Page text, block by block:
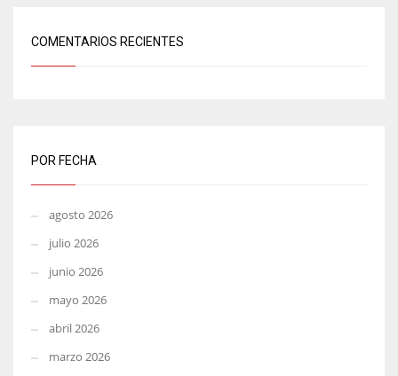
COMENTARIOS RECIENTES
POR FECHA
agosto 2026
julio 2026
junio 2026
mayo 2026
abril 2026
marzo 2026